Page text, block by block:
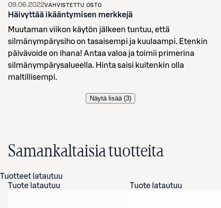
09.06.2022VAHVISTETTU OSTO
Häivyttää ikääntymisen merkkejä
Muutaman viikon käytön jälkeen tuntuu, että
silmänympärysiho on tasaisempi ja kuulaampi. Etenkin
päivävoide on ihana! Antaa valoa ja toimii primerina
silmänympärysalueella. Hinta saisi kuitenkin olla
maltillisempi.
Näytä lisää (3)
Samankaltaisia tuotteita
Tuotteet latautuu
Tuote latautuu
Tuote latautuu